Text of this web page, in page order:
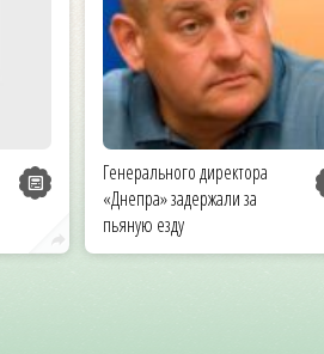
Генерального директора
«Днепра» задержали за
пьяную езду